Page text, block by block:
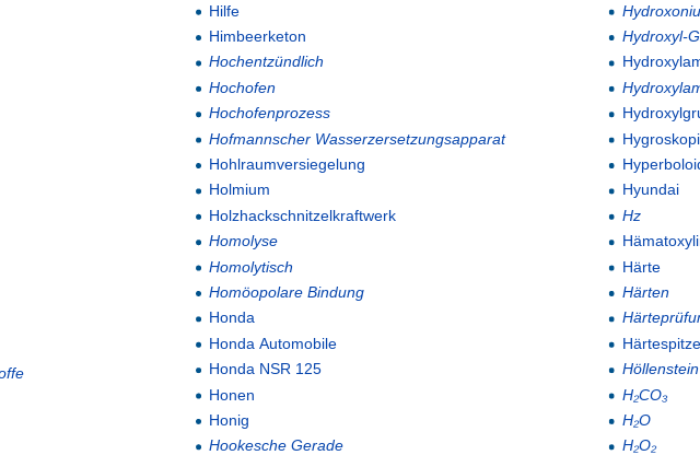
Hilfe
Himbeerketon
Hochentzündlich
Hochofen
Hochofenprozess
Hofmannscher Wasserzersetzungsapparat
Hohlraumversiegelung
Holmium
Holzhackschnitzelkraftwerk
Homolyse
Homolytisch
Homöopolare Bindung
Honda
Honda Automobile
Honda NSR 125
Honen
Honig
Hookesche Gerade
Hydroxyl-
Hyundai
Hz
Härte
Härten
Höllenstein
H₂CO₃
H₂O
H₂O₂